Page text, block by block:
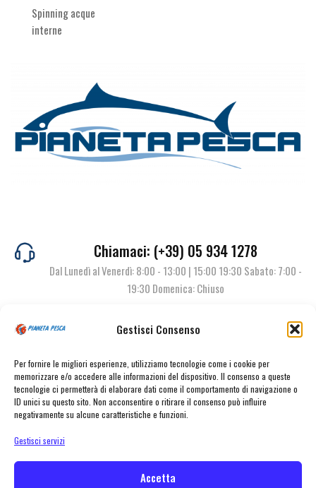
Gestisci Consenso
Per fornire le migliori esperienze, utilizziamo tecnologie come i cookie per
memorizzare e/o accedere alle informazioni del dispositivo. Il consenso a queste
tecnologie ci permetterà di elaborare dati come il comportamento di navigazione o
ID unici su questo sito. Non acconsentire o ritirare il consenso può influire
negativamente su alcune caratteristiche e funzioni.
Gestisci servizi
Accetta
Spinning acque
interne
Chiamaci: (+39) 05 934 1278
Dal Lunedì al Venerdì: 8:00 - 13:00 | 15:00 19:30 Sabato: 7:00 -
19:30 Domenica: Chiuso
© Pianeta Pesca Viale Marcello Finzi, 563 41122 Modena (MO) | P.I.